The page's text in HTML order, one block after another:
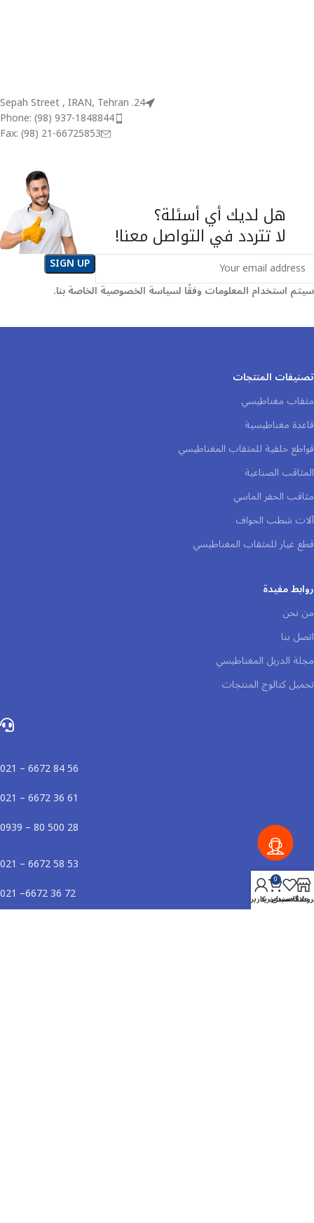
24. Sepah Street , IRAN, Tehran
Phone: (98) 937-1848844
Fax: (98) 21-66725853
هل لديك أي أسئلة؟
لا تتردد في التواصل معنا!
سيتم استخدام المعلومات وفقًا لسياسة الخصوصية الخاصة بنا.
تصنيفات المنتجات
مثقاب مغناطيسي
قاعدة مغناطيسية
قواطع حلقية للمثقاب المغناطيسي
المثاقب الصناعية
مثاقب الحفر الماسي
آلات شطب الحواف
قطع غيار للمثقاب المغناطيسي
روابط مفيدة
من نحن
اتصل بنا
مجلة الدريل المغناطيسي
تحميل كتالوج المنتجات
56 84 6672 – 021
61 36 6672 – 021
28 500 80 – 0939
53 58 6672 – 021
72 36 6672– 021
علاقه مندی
0
سبد خرید
حساب کاربری من